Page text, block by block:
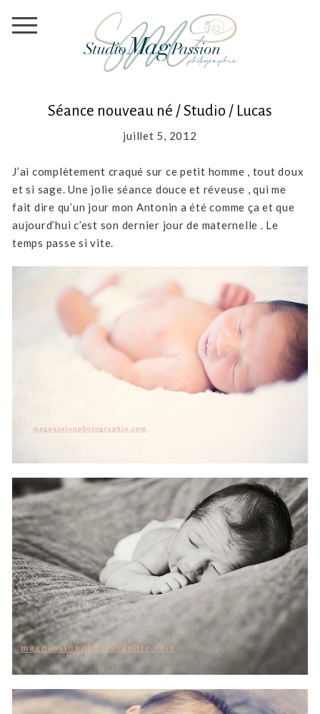
Séance nouveau né / Studio / Lucas
juillet 5, 2012
J’ai complètement craqué sur ce petit homme , tout doux
et si sage. Une jolie séance douce et réveuse , qui me
fait dire qu’un jour mon Antonin a été comme ça et que
aujourd’hui c’est son dernier jour de maternelle . Le
temps passe si vite.